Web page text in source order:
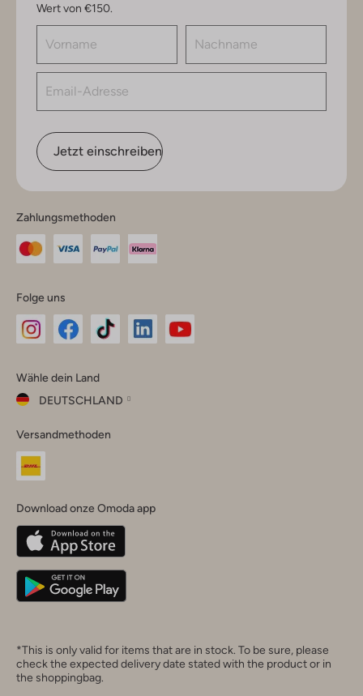
Wert von €150.
Jetzt einschreiben
Zahlungsmethoden
Folge uns
Instagram
Facebook
TikTok
Wähle dein Land
DEUTSCHLAND
dein
Land
Belgique(Français)
Deutschland
Versandmethoden
Download onze Omoda app
*This is only valid for items that are in stock. To be sure, please
check the expected delivery date stated with the product or in
the shoppingbag.